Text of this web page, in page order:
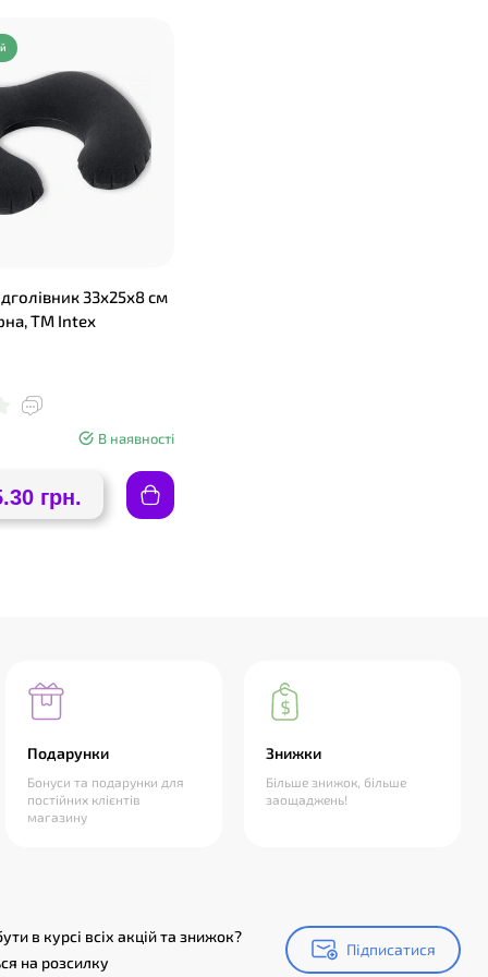
33х25х8 см
ТМ Intex
В наявності
грн.
Подарунки
Бонуси та подарунки для
постійних клієнтів
магазину
Знижки
Більше знижок, більше
заощаджень!
в курсі всіх акцій та знижок?
на розсилку
Підписатися
Підписатися